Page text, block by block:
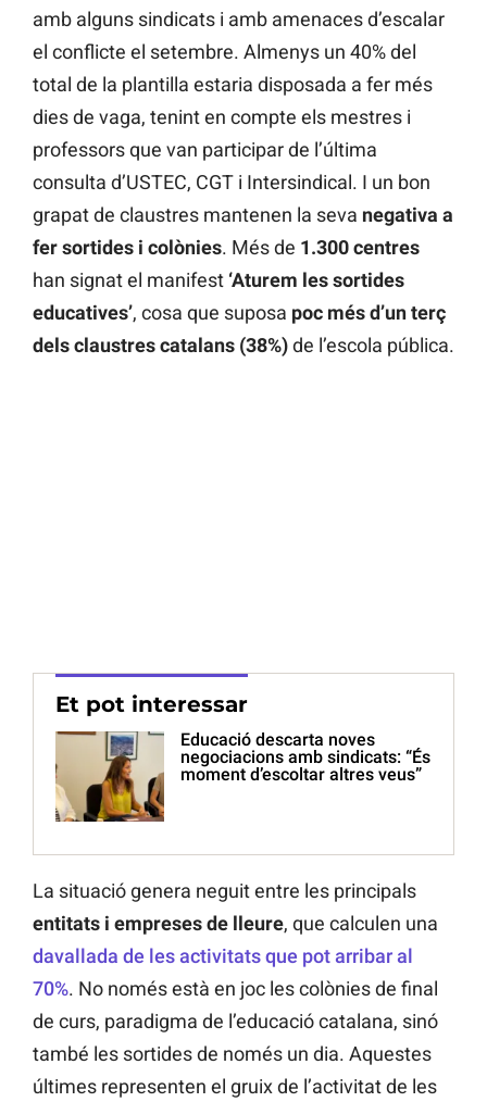
amb alguns sindicats i amb amenaces d’escalar
el conflicte el setembre. Almenys un 40% del
total de la plantilla estaria disposada a fer més
dies de vaga, tenint en compte els mestres i
professors que van participar de l’última
consulta d’USTEC, CGT i Intersindical. I un bon
grapat de claustres mantenen la seva negativa a
fer sortides i colònies. Més de 1.300 centres
han signat el manifest ‘Aturem les sortides
educatives’, cosa que suposa poc més d’un terç
dels claustres catalans (38%)de l’escola pública.
Et pot interessar
Educació descarta noves
negociacions amb sindicats: “És
moment d’escoltar altres veus”
La situació genera neguit entre les principals
entitats i empreses de lleure, que calculen una
davallada de les activitats que pot arribar al
70%. No només està en joc les colònies de final
de curs, paradigma de l’educació catalana, sinó
també les sortides de només un dia. Aquestes
últimes representen el gruix de l’activitat de les